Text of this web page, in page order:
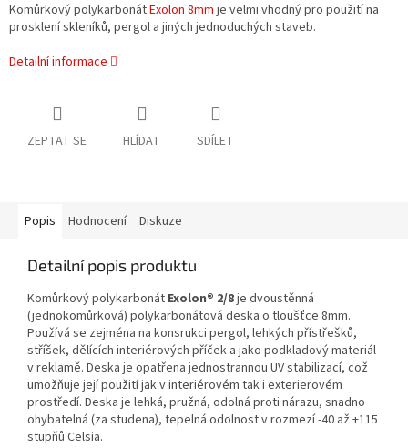
Komůrkový polykarbonátExolon 8mmje velmi vhodný pro použití na
prosklení skleníků, pergol a jiných jednoduchých staveb.
Detailní informace
ZEPTAT SE HLÍDAT SDÍLET
Popis Hodnocení Diskuze
Detailní popis produktu
Komůrkový polykarbonát Exolon® 2/8je dvoustěnná
(jednokomůrková) polykarbonátová deska o tloušťce 8mm.
Používá se zejména na konsrukci pergol, lehkých přístřešků,
stříšek, dělících interiérových příček a jako podkladový materiál
v reklamě. Deska je opatřena jednostrannou UV stabilizací, což
umožňuje její použití jak v interiérovém tak i exterierovém
prostředí. Deska je lehká, pružná, odolná proti nárazu, snadno
ohybatelná (za studena), tepelná odolnost v rozmezí -40 až +115
stupňů Celsia.